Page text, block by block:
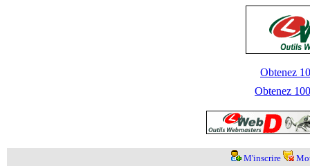
Obtenez
Obtenez
M'inscrire